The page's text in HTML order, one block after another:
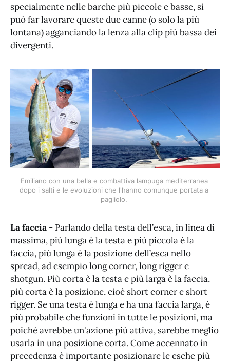
specialmente nelle barche più piccole e basse, si
può far lavorare queste due canne (o solo la più
lontana) agganciando la lenza alla clip più bassa dei
divergenti.
Emiliano con una bella e combattiva lampuga mediterranea
dopo i salti e le evoluzioni che l'hanno comunque portata a
pagliolo.
La faccia - Parlando della testa dell’esca, in linea di
massima, più lunga è la testa e più piccola è la
faccia, più lunga è la posizione dell’esca nello
spread, ad esempio long corner, long rigger e
shotgun. Più corta è la testa e più larga è la faccia,
più corta è la posizione, cioè short corner e short
rigger. Se una testa è lunga e ha una faccia larga, è
più probabile che funzioni in tutte le posizioni, ma
poiché avrebbe un'azione più attiva, sarebbe meglio
usarla in una posizione corta. Come accennato in
precedenza è importante posizionare le esche più